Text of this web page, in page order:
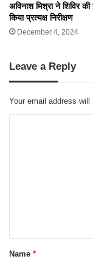
अविनाश मिश्रा ने शिविर
किया प्रत्यक्ष निरीक्षण
December 4, 2024
Leave a Reply
Your email address will
*
Name *